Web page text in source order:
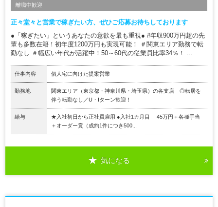
離職中歓迎
正々堂々と営業で稼ぎたい方、ぜひご応募お待ちしております
●「稼ぎたい」というあなたの意欲を最も重視● #年収900万円超の先
輩も多数在籍！初年度1200万円も実現可能！ ＃関東エリア勤務で転
勤なし ＃幅広い年代が活躍中！50～60代の従業員比率34％！ ...
仕事内容 個人宅に向けた提案営業
勤務地
関東エリア（東京都・神奈川県・埼玉県）の各支店 ◎転居を
伴う転勤なし／U・Iターン歓迎！
給与
★入社初日から正社員雇用 ●入社1カ月目 45万円＋各種手当
＋オーダー賞（成約1件につき500...
気になる